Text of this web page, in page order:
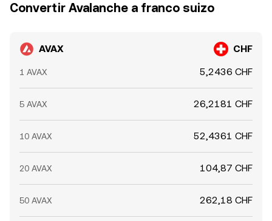
Convertir Avalanche a franco suizo
AVAX CHF
1 AVAX 5,2436 CHF
5 AVAX 26,2181 CHF
10 AVAX 52,4361 CHF
20 AVAX 104,87 CHF
50 AVAX 262,18 CHF